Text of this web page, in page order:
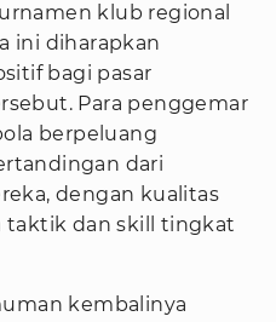
klub regional
ini diharapkan
bagi pasar
Para penggemar
berpeluang
dari
dengan kualitas
taktik dan skill tingkat
kembalinya